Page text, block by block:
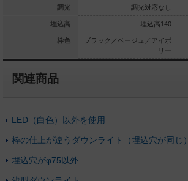
調光
埋込高
枠色
調光対応なし
埋込高140
ブラック／ベージュ／アイボ
リー
関連商品
LED（白色）以外を使用
枠の仕上が違うダウンライト（埋込穴が同じ）
埋込穴がφ75以外